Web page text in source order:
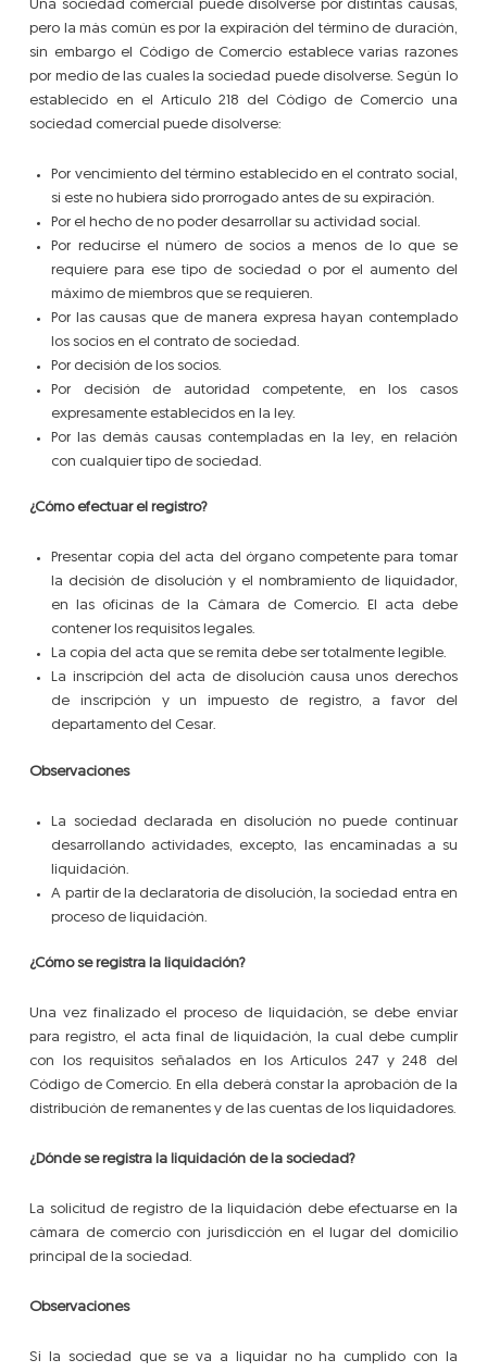
Una sociedad comercial puede disolverse por distintas causas,
pero la más común es por la expiración del término de duración,
sin embargo el Código de Comercio establece varias razones
por medio de las cuales la sociedad puede disolverse. Según lo
establecido en el Artículo 218 del Código de Comercio una
sociedad comercial puede disolverse:
Por vencimiento del término establecido en el contrato social,
si este no hubiera sido prorrogado antes de su expiración.
Por el hecho de no poder desarrollar su actividad social.
Por reducirse el número de socios a menos de lo que se
requiere para ese tipo de sociedad o por el aumento del
máximo de miembros que se requieren.
Por las causas que de manera expresa hayan contemplado
los socios en el contrato de sociedad.
Por decisión de los socios.
Por decisión de autoridad competente, en los casos
expresamente establecidos en la ley.
Por las demás causas contempladas en la ley, en relación
con cualquier tipo de sociedad.
¿Cómo efectuar el registro?
Presentar copia del acta del órgano competente para tomar
la decisión de disolución y el nombramiento de liquidador,
en las oficinas de la Cámara de Comercio. El acta debe
contener los requisitos legales.
La copia del acta que se remita debe ser totalmente legible.
La inscripción del acta de disolución causa unos derechos
de inscripción y un impuesto de registro, a favor del
departamento del Cesar.
Observaciones
La sociedad declarada en disolución no puede continuar
desarrollando actividades, excepto, las encaminadas a su
liquidación.
A partir de la declaratoria de disolución, la sociedad entra en
proceso de liquidación.
¿Cómo se registra la liquidación?
Una vez finalizado el proceso de liquidación, se debe enviar
para registro, el acta final de liquidación, la cual debe cumplir
con los requisitos señalados en los Artículos 247 y 248 del
Código de Comercio. En ella deberá constar la aprobación de la
distribución de remanentes y de las cuentas de los liquidadores.
¿Dónde se registra la liquidación de la sociedad?
La solicitud de registro de la liquidación debe efectuarse en la
cámara de comercio con jurisdicción en el lugar del domicilio
principal de la sociedad.
Observaciones
Si la sociedad que se va a liquidar no ha cumplido con la